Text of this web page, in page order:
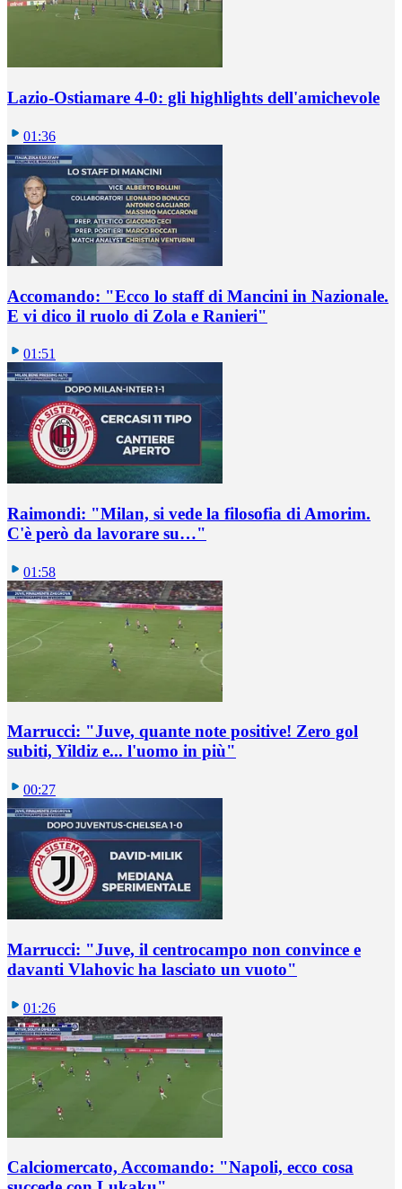
Lazio-Ostiamare 4-0: gli highlights dell'amichevole
01:36
Accomando: "Ecco lo staff di Mancini in Nazionale.
E vi dico il ruolo di Zola e Ranieri"
01:51
Raimondi: "Milan, si vede la filosofia di Amorim.
C'è però da lavorare su…"
01:58
Marrucci: "Juve, quante note positive! Zero gol
subiti, Yildiz e... l'uomo in più"
00:27
Marrucci: "Juve, il centrocampo non convince e
davanti Vlahovic ha lasciato un vuoto"
01:26
Calciomercato, Accomando: "Napoli, ecco cosa